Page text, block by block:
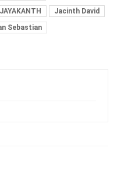
Jacinth David
Sebastian